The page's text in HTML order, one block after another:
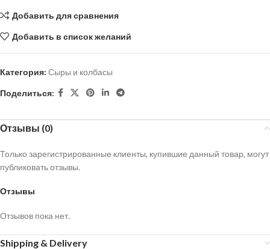
Добавить для сравнения
Добавить в список желаний
Категория: Сыры и колбасы
Поделиться:
Отзывы (0)
Отзывы
Отзывов пока нет.
Только зарегистрированные клиенты, купившие данный товар, могут
публиковать отзывы.
Shipping & Delivery